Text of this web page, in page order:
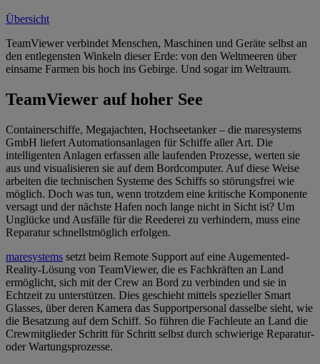
Übersicht
TeamViewer verbindet Menschen, Maschinen und Geräte selbst an
den entlegensten Winkeln dieser Erde: von den Weltmeeren über
einsame Farmen bis hoch ins Gebirge. Und sogar im Weltraum.
TeamViewer auf hoher See
Containerschiffe, Megajachten, Hochseetanker – die maresystems
GmbH liefert Automationsanlagen für Schiffe aller Art. Die
intelligenten Anlagen erfassen alle laufenden Prozesse, werten sie
aus und visualisieren sie auf dem Bordcomputer. Auf diese Weise
arbeiten die technischen Systeme des Schiffs so störungsfrei wie
möglich. Doch was tun, wenn trotzdem eine kritische Komponente
versagt und der nächste Hafen noch lange nicht in Sicht ist? Um
Unglücke und Ausfälle für die Reederei zu verhindern, muss eine
Reparatur schnellstmöglich erfolgen.
maresystems setzt beim Remote Support auf eine Augemented-
Reality-Lösung von TeamViewer, die es Fachkräften an Land
ermöglicht, sich mit der Crew an Bord zu verbinden und sie in
Echtzeit zu unterstützen. Dies geschieht mittels spezieller Smart
Glasses, über deren Kamera das Supportpersonal dasselbe sieht, wie
die Besatzung auf dem Schiff. So führen die Fachleute an Land die
Crewmitglieder Schritt für Schritt selbst durch schwierige Reparatur-
oder Wartungsprozesse.